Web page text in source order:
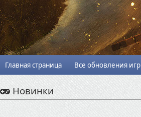
Главная страница Все обновления игр
Новинки